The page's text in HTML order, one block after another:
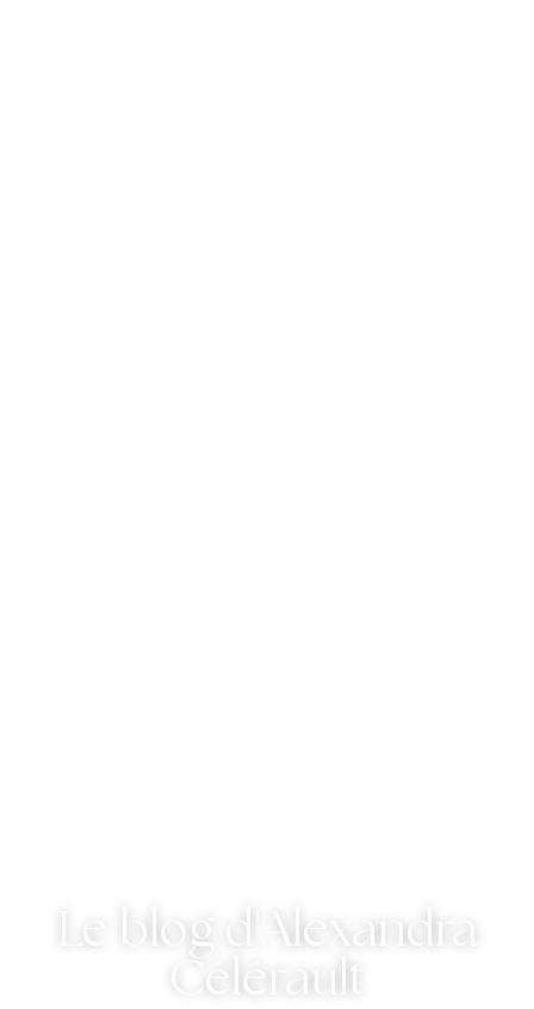
Le blog d'Alexandra
Célérault